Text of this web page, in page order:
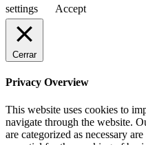
settings
Accept
Cerrar
Privacy Overview
This website uses cookies to
navigate through the website.
are categorized as necessary